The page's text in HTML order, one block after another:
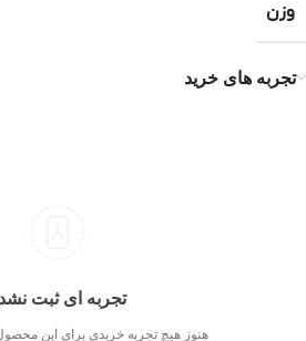
وزن
تجربه های خرید
تجربه ای ثبت
هنوز هیچ تجربه خریدی برای این